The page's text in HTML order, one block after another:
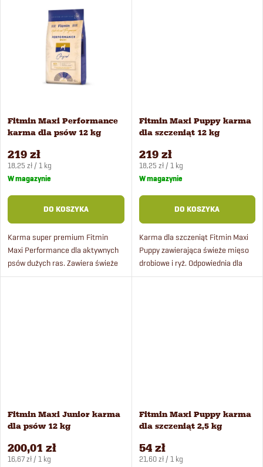
t
ó
w
Fitmin Maxi Performance
karma dla psów 12 kg
219 zł
Cena
jednostkowa:
18,25 zł / 1 kg
W magazynie
DO KOSZYKA
Karma super premium Fitmin
Maxi Performance dla aktywnych
psów dużych ras. Zawiera świeże
mięso drobiowe i ryż.
Fitmin Maxi Puppy karma
dla szczeniąt 12 kg
219 zł
Cena
jednostkowa:
18,25 zł / 1 kg
W magazynie
DO KOSZYKA
Karma dla szczeniąt Fitmin Maxi
Puppy zawierająca świeże mięso
drobiowe i ryż. Odpowiednia dla
wszystkich szczeniąt dużych ras
Fitmin Maxi Junior karma
dla psów 12 kg
200,01 zł
Cena
16,67 zł / 1 kg
Fitmin Maxi Puppy karma
dla szczeniąt 2,5 kg
54 zł
Cena
21,60 zł / 1 kg